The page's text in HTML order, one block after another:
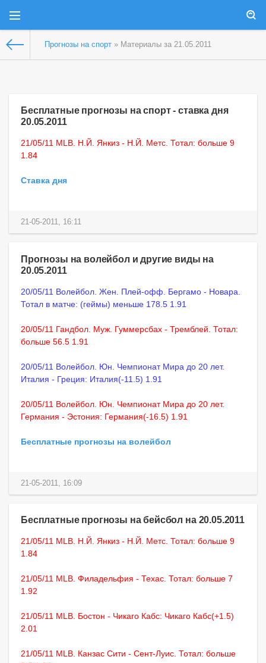
Прогнозы на спорт » Материалы за 21.05.2011
Бесплатные прогнозы на спорт - ставка дня
20.05.2011
21/05/11 MLB. Н.Й. Янкиз - Н.Й. Метс. Тотал: больше 9
1.84
Ставка дня
21-05-2011, 16:11
Прогнозы на волейбол и другие виды на
20.05.2011
20/05/11 Волейбол. Жен. Плей-офф. Бергамо - Новара.
Тотал в матче: (геймы) меньше 178.5 1.91
20/05/11 Гандбол. Муж. Гуммерсбах - Тремблей. Тотал:
больше 56.5 1.91
20/05/11 Волейбол. Юн. Чемпионат Мира до 20 лет.
Италия - Греция: Италия(-11.5) 1.91
20/05/11 Волейбол. Юн. Чемпионат Мира до 20 лет.
Германия - Эстония: Германия(-16.5) 1.91
Бесплатные прогнозы на волейбол
21-05-2011, 16:09
Бесплатные прогнозы на бейсбол на 20.05.2011
21/05/11 MLB. Н.Й. Янкиз - Н.Й. Метс. Тотал: больше 9
1.84
21/05/11 MLB. Филадельфия - Техас. Тотал: больше 7
1.92
21/05/11 MLB. Бостон - Чикаго Кабс: Чикаго Кабс(+1.5)
2.01
21/05/11 MLB. Канзас Сити - Сент-Луис. Тотал: больше